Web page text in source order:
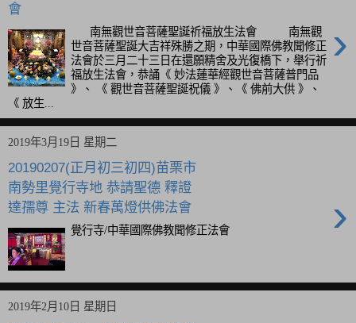
會
›
南無觀世音菩薩聖誕祈福放生法會 南無觀
世音菩薩聖誕大吉祥殊勝之期，中華國際佛教聞修正
法會於三月二十三日在還願精舍及光復橋下，舉行祈
福放生法會，恭誦《 妙法蓮華經觀世音菩薩普門品
》、 《 觀世音菩薩聖誕祝儀 》、《 佛前大供 》、
《 放生...
2019年3月19日 星期二
20190207(正月初三初四)苗栗市
南勢里覺行寺地 恭請聖德 釋證
達孺尊 主法 新春萬燈供佛法會
›
覺行寺/中華國際佛教聞修正法會
2019年2月10日 星期日